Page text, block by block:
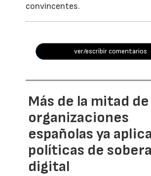
convincentes.
ver/escribir comentarios
Más de la mitad
organizaciones
españolas ya aplica
políticas de
digital